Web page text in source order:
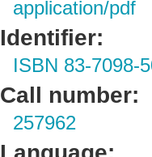
application/pdf
Identifier:
ISBN 83-7098-
Call number:
257962